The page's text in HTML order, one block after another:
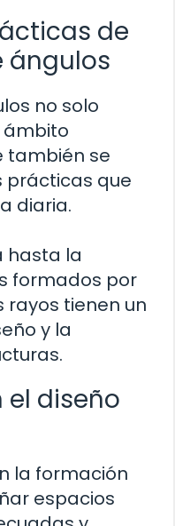
de
ángulos
no solo
ámbito
también se
prácticas que
diaria.
hasta la
formados por
rayos tienen un
y la
el diseño
la formación
espacios